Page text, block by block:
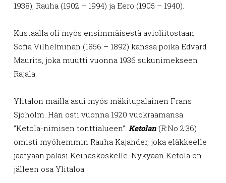
1938), Rauha (1902 – 1994) ja Eero (1905 – 1940).
Kustaalla oli myös ensimmäisestä avioliitostaan
Sofia Vilhelminan (1856 – 1892) kanssa poika Edvard
Maurits, joka muutti vuonna 1936 sukunimekseen
Rajala.
Ylitalon mailla asui myös mäkitupalainen Frans
Sjöholm. Hän osti vuonna 1920 vuokraamansa
”Ketola-nimisen tonttialueen”. Ketolan (R:No 2:36)
omisti myöhemmin Rauha Kajander, joka eläkkeelle
jäätyään palasi Keihäskoskelle. Nykyään Ketola on
jälleen osa Ylitaloa.